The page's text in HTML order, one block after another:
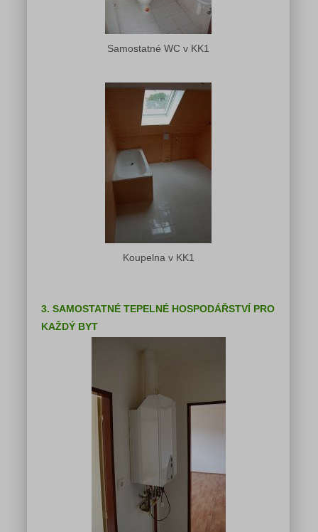
Samostatné WC v KK1
Koupelna v KK1
3. SAMOSTATNÉ TEPELNÉ HOSPODÁŘSTVÍ PRO
KAŽDÝ BYT